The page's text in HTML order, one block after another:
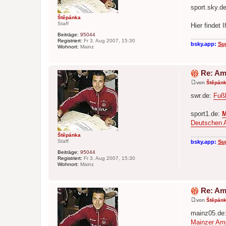
Štěpánka
Staff
Beiträge: 95044
Registriert: Fr 3. Aug 2007, 15:30
Wohnort: Mainz
g
Hier findet
bsky.app:
Štěpánka
Staff
Beiträge: 95044
Registriert: Fr 3. Aug 2007, 15:30
Wohnort: Mainz
Re:
i
a
g
von
swr.de:
sport1.de:
Deutschen
bsky.app:
Re:
i
t
von
mainz05.de:
Mainzer